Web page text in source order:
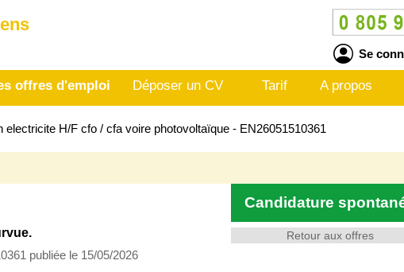
Se
offres d'emploi Déposer un CV Tarif A propos
electricite H/F cfo / cfa voire photovoltaïque - EN26051510361
Retour aux offres
Candidature
publiée le 15/05/2026